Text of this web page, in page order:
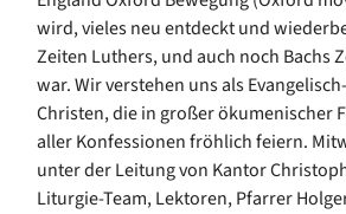
wird, vieles neu entdeckt und
Zeiten Luthers, und auch noch Bachs
war. Wir verstehen uns als
Christen, die in großer ökumenischer
aller Konfessionen fröhlich feiern.
unter der Leitung von Kantor
Liturgie-Team, Lektoren, Pfarrer